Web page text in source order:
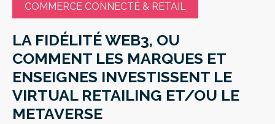
COMMERCE CONNECTÉ & RETAIL
LA FIDÉLITÉ WEB3, OU
COMMENT LES MARQUES ET
ENSEIGNES INVESTISSENT LE
VIRTUAL RETAILING ET/OU LE
METAVERSE